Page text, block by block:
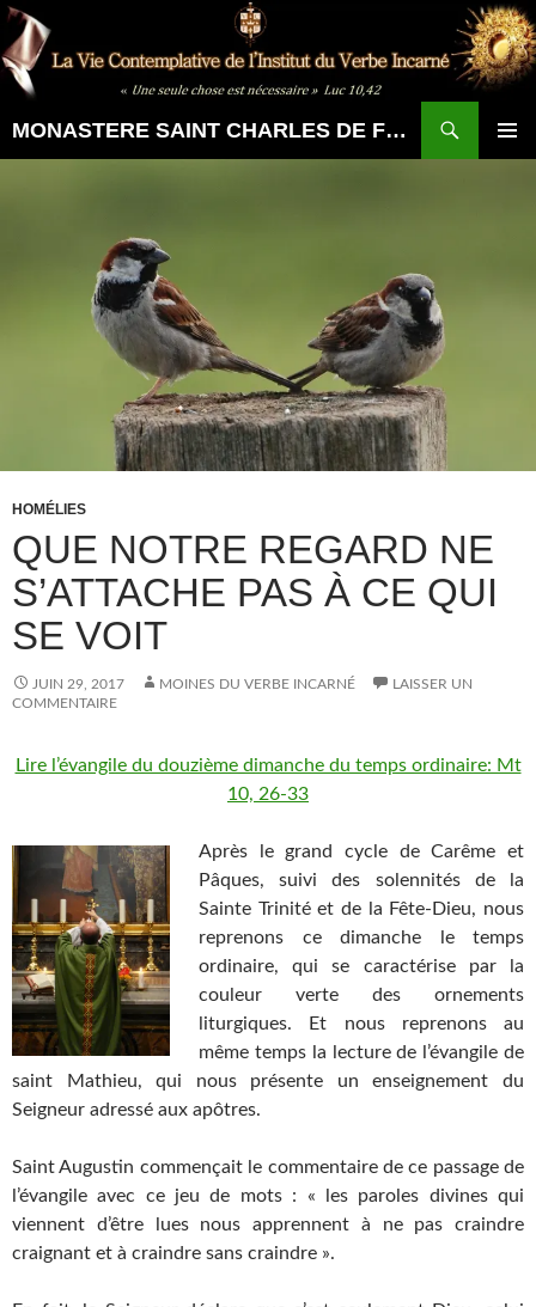
Aller
au
contenu
MONASTERE SAINT CHARLES DE FOUCAULD
HOMÉLIES
QUE NOTRE REGARD NE
S’ATTACHE PAS À CE QUI
SE VOIT
JUIN 29, 2017 MOINES DU VERBE INCARNÉ
LAISSER UN
COMMENTAIRE
Lire l’évangile du douzième dimanche du temps ordinaire: Mt
10, 26-33
Après le grand cycle de Carême et
Pâques, suivi des solennités de la
Sainte Trinité et de la Fête-Dieu, nous
reprenons ce dimanche le temps
ordinaire, qui se caractérise par la
couleur verte des ornements
liturgiques. Et nous reprenons au
même temps la lecture de l’évangile de
saint Mathieu, qui nous présente un enseignement du
Seigneur adressé aux apôtres.
Saint Augustin commençait le commentaire de ce passage de
l’évangile avec ce jeu de mots : « les paroles divines qui
viennent d’être lues nous apprennent à ne pas craindre
craignant et à craindre sans craindre ».